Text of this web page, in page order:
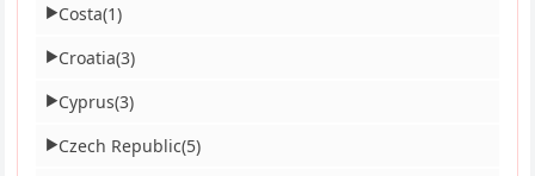
▶Costa(1)
▶Croatia(3)
▶Cyprus(3)
▶Czech Republic(5)